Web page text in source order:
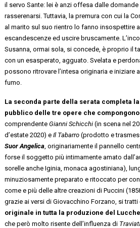
il servo Sante: lei è anzi offesa dalle
rasserenarsi. Tuttavia, la premura con cui la
al marito sul suo rientro lo fanno insospettire
escandescenze ed uscire bruscamente.
Susanna, ormai sola, si concede, è proprio il
con un esasperato, agguato. Svelata e
possono ritrovare l’intesa originaria e iniziare
fumo.
La seconda parte della serata completa
pubblico delle tre opere che compongono
comprendenteGianni Schicchi (in scena nel
d’estate 2020) eIl Tabarro(prodotto e
Suor Angelica , originariamente il pannello
forse il soggetto più intimamente amato
sorelle anche Iginia, monaca agostiniana),
minuziosamente preparato e ritoccato per
come e più delle altre creazioni di Puccini
grazie ai versi di Giovacchino Forzano, si tratti
originale in tutta la produzione del
che però molto risente dell’influenza di